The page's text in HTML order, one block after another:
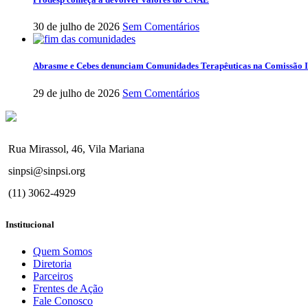
30 de julho de 2026 Sem Comentários
Abrasme e Cebes denunciam Comunidades Terapêuticas na
29 de julho de 2026 Sem Comentários
Rua Mirassol, 46, Vila Mariana
sinpsi@sinpsi.org
(11) 3062-4929
Institucional
Quem Somos
Diretoria
Parceiros
Frentes de Ação
Fale Conosco